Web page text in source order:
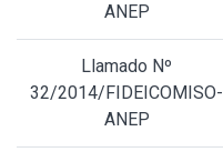
ANEP
Llamado Nº
32/2014/FIDEICOMISO-
ANEP